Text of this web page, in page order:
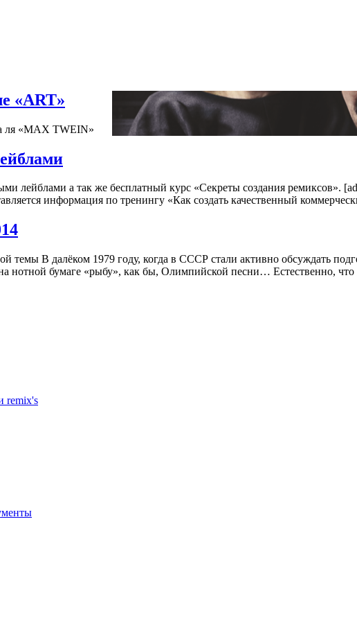
«ART»
ля «MAX TWEIN»
лейблами а так же бесплатный курс «Секреты создания ремиксов».
информация по тренингу «Как создать качественный
темы В далёком 1979 году, когда в СССР стали активно обсуждать
нотной бумаге «рыбу», как бы, Олимпийской песни… Естественно, что
remix's